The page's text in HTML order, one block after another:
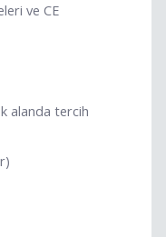
ve CE
alanda tercih